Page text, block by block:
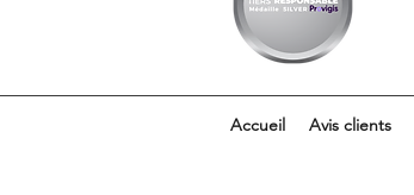
Accueil Avis clients